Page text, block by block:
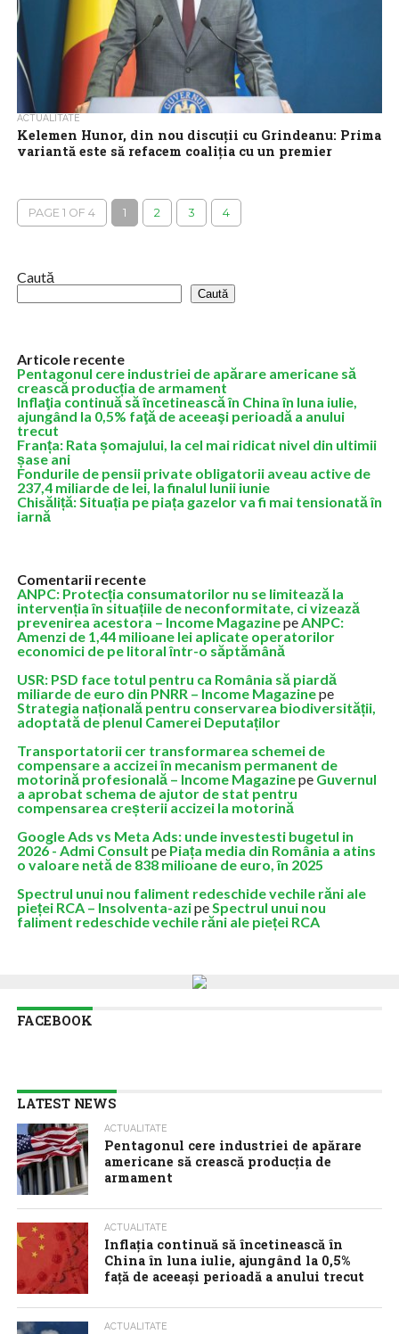
ACTUALITATE
Kelemen Hunor, din nou discuții cu Grindeanu: Prima
variantă este să refacem coaliția cu un premier
președintelui Camerei Deputaților, Sorin Grindeanu, care s-a
întâlnit cu liderul UDMR, Kelemen Hunor,...
PAGE 1 OF 4 1 2 3 4
Caută
Caută
Articole recente
Pentagonul cere industriei de apărare americane să
crească producția de armament
Inflaţia continuă să încetinească în China în luna iulie,
ajungând la 0,5% faţă de aceeaşi perioadă a anului
trecut
Franța: Rata șomajului, la cel mai ridicat nivel din ultimii
șase ani
Fondurile de pensii private obligatorii aveau active de
237,4 miliarde de lei, la finalul lunii iunie
Chisăliță: Situația pe piața gazelor va fi mai tensionată în
iarnă
Comentarii recente
ANPC: Protecția consumatorilor nu se limitează la
intervenția în situațiile de neconformitate, ci vizează
prevenirea acestora – Income MagazinepeANPC:
Amenzi de 1,44 milioane lei aplicate operatorilor
economici de pe litoral într-o săptămână
USR: PSD face totul pentru ca România să piardă
miliarde de euro din PNRR – Income Magazinepe
Strategia națională pentru conservarea biodiversității,
adoptată de plenul Camerei Deputaților
Transportatorii cer transformarea schemei de
compensare a accizei în mecanism permanent de
motorină profesională – Income Magazinepe Guvernul
a aprobat schema de ajutor de stat pentru
compensarea creșterii accizei la motorină
Google Ads vs Meta Ads: unde investesti bugetul in
2026 - Admi Consult pe Piața media din România a atins
o valoare netă de 838 milioane de euro, în 2025
Spectrul unui nou faliment redeschide vechile răni ale
pieței RCA – Insolventa-azipeSpectrul unui nou
faliment redeschide vechile răni ale pieței RCA
FACEBOOK
LATEST NEWS
ACTUALITATE
Pentagonul cere industriei de apărare
americane să crească producția de
armament
ACTUALITATE
Inflaţia continuă să încetinească în
China în luna iulie, ajungând la 0,5%
faţă de aceeaşi perioadă a anului trecut
ACTUALITATE